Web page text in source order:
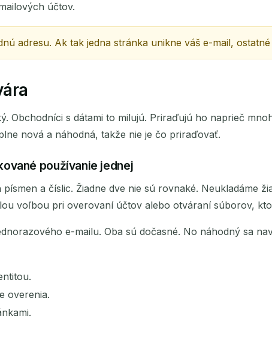
Čakám na prichádzajúce e-maily...
účtov.
adresu. Ak tak jedna stránka unikne váš e-mail,
Obchodníci s dátami to milujú. Priraďujú ho naprieč
nová a náhodná, takže nie je čo priraďovať.
používanie jednej
a číslic. Žiadne dve nie sú rovnaké. Neukladáme
voľbou pri overovaní účtov alebo otváraní súborov,
e-mailu. Oba sú dočasné. No náhodný sa
overenia.